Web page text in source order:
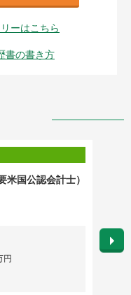
ーはこちら
書の書き方
国公認会計士）
円
勤務
英語